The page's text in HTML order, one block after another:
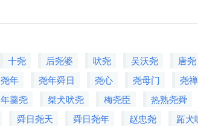
十尧 后尧婆 吠尧 吴沃尧
唐尧
尧年 尧年舜日 尧心 尧母门
尧禅
年羹尧 桀犬吠尧 梅尧臣
热熟尧舜
舜日尧天 舜日尧年 赵忠尧
跖犬